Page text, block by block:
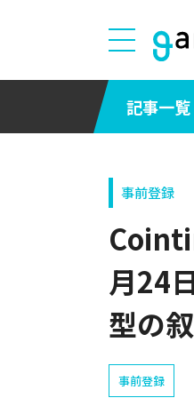
記事一覧
事前登録
月24
型の
事前登録